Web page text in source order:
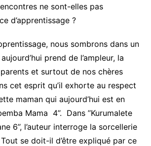
ne sont-elles pas
d’apprentissage ?
nous sombrons dans un
prend de l’ampleur, la
et surtout de nos chères
cet esprit qu’il exhorte au respect
maman qui aujourd’hui est en
Mama 4’’. Dans ’’Kurumalete
6’’, l’auteur interroge la sorcellerie
se doit-il d’être expliqué par ce